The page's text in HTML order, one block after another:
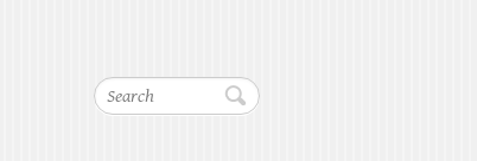
Search